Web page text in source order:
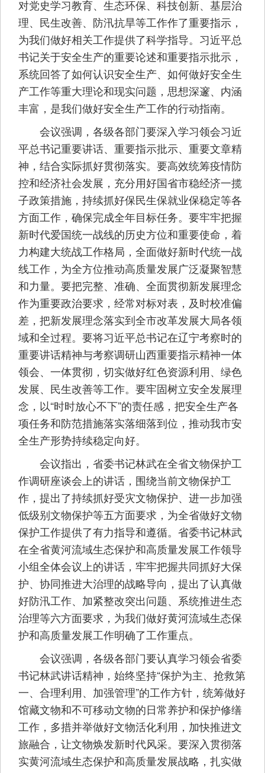
对党史学习教育、生态环保、科技创新、基层治
理、民生改善、防汛抗旱等工作作了重要指示，
为我们做好相关工作提供了科学指导。习近平总
书记关于安全生产的重要论述和重要指示批示，
系统回答了如何认识安全生产、如何做好安全生
产工作等重大理论和现实问题，思想深邃、内涵
丰富，是我们做好安全生产工作的行动指南。
会议强调，各级各部门要深入学习领会习近
平总书记重要讲话、重要指示批示、重要文章精
神，结合实际抓好贯彻落实。要高效统筹疫情防
控和经济社会发展，充分用好国省市稳经济一揽
子政策措施，持续抓好保民生保就业保稳定等各
方面工作，确保完成全年目标任务。要牢牢把握
新时代爱国统一战线的历史方位和重要使命，着
力构建大统战工作格局，全面做好新时代统一战
线工作，为全方位推动高质量发展广泛凝聚智慧
和力量。要把完整、准确、全面贯彻新发展理念
作为重要政治要求，经常对标对表，及时校准偏
差，把新发展理念落实到全市改革发展大局各领
域和全过程。要将习近平总书记在辽宁考察时的
重要讲话精神与考察调研山西重要指示精神一体
领会、一体贯彻，切实做好红色资源利用、绿色
发展、民生改善等工作。要牢固树立安全发展理
念，以“时时放心不下”的责任感，把安全生产各
项任务和防范措施落实落细落到位，推动我市安
全生产形势持续稳定向好。
会议指出，省委书记林武在全省文物保护工
作调研座谈会上的讲话，围绕当前文物保护工
作，提出了持续抓好受灾文物保护、进一步加强
低级别文物保护等五方面要求，为全省做好文物
保护工作提供了有力指导和遵循。省委书记林武
在全省黄河流域生态保护和高质量发展工作领导
小组全体会议上的讲话，牢牢把握共同抓好大保
护、协同推进大治理的战略导向，提出了认真做
好防汛工作、加紧整改突出问题、系统推进生态
治理等六方面要求，为我们做好黄河流域生态保
护和高质量发展工作明确了工作重点。
会议强调，各级各部门要认真学习领会省委
书记林武讲话精神，始终坚持“保护为主、抢救第
一、合理利用、加强管理”的工作方针，统筹做好
馆藏文物和不可移动文物的日常养护和保护修缮
工作，多措并举做好文物活化利用，加快推进文
旅融合，让文物焕发新时代风采。要深入贯彻落
实黄河流域生态保护和高质量发展战略，扎实做